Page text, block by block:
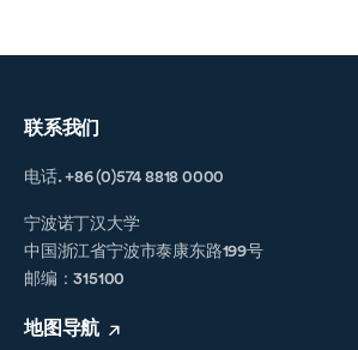
联系我们
电话. +86 (0)574 8818 0000
宁波诺丁汉大学
中国浙江省宁波市泰康东路199号
邮编：315100
地图导航